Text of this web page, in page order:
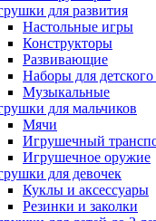
для развития
Настольные игры
Конструкторы
Развивающие
Наборы для детского
Музыкальные
для мальчиков
Мячи
Игрушечный
Игрушечное оружие
для девочек
Куклы и аксессуары
Резинки и заколки